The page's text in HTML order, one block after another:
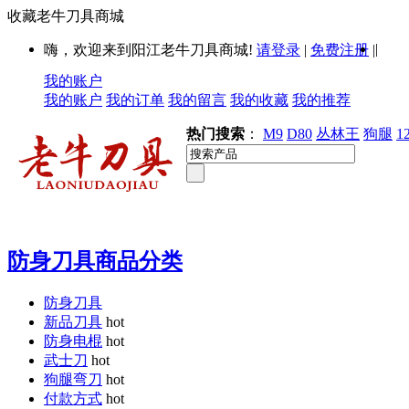
收藏老牛刀具商城
嗨，欢迎来到阳江老牛刀具商城! 请登录 | 免费注册 ||
我的账户
我的账户 我的订单 我的留言 我的收藏 我的推荐
热门搜索 ： M9 D80 丛林王 狗腿
防身刀具商品分类
防身刀具
新品刀具 hot
防身电棍 hot
武士刀 hot
狗腿弯刀 hot
付款方式 hot